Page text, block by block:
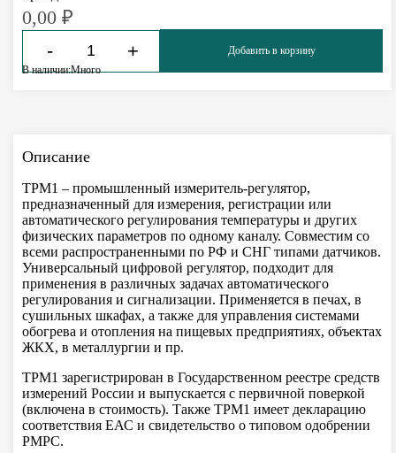
0,00 ₽
-
+
Добавить в корзину
В наличии:Много
Описание
ТРМ1 – промышленный измеритель-регулятор,
предназначенный для измерения, регистрации или
автоматического регулирования температуры и других
физических параметров по одному каналу. Совместим со
всеми распространенными по РФ и СНГ типами датчиков.
Универсальный цифровой регулятор, подходит для
применения в различных задачах автоматического
регулирования и сигнализации. Применяется в печах, в
сушильных шкафах, а также для управления системами
обогрева и отопления на пищевых предприятиях, объектах
ЖКХ, в металлургии и пр.
ТРМ1 зарегистрирован в Государственном реестре средств
измерений России и выпускается с первичной поверкой
(включена в стоимость). Также ТРМ1 имеет декларацию
соответствия ЕАС и свидетельство о типовом одобрении
РМРС.